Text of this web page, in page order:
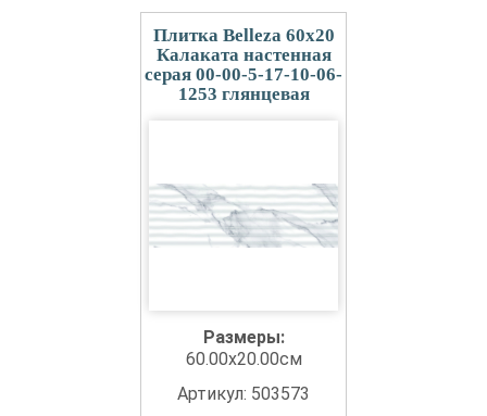
Плитка Belleza 60x20
Калаката настенная
серая 00-00-5-17-10-06-
1253 глянцевая
Размеры:
60.00x20.00см
Артикул: 503573